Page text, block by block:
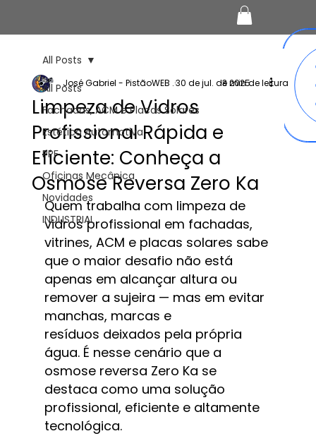
All Posts
Fachadas, ACM e Placas Solares
Estética Automotiva
PPF
Oficinas Mecânica
Novidades
INDUSTRIAL
All Posts
Limpeza de Vidros
Profissional Rápida e
Eficiente: Conheça a
Osmose Reversa Zero Ka
José Gabriel - PistãoWEB .30 de jul. de 20253 min de leitura
Quem trabalha com limpeza de
vidros profissional em fachadas,
vitrines, ACM e placas solares sabe
que o maior desafio não está
apenas em alcançar altura ou
remover a sujeira — mas em evitar
manchas, marcas e
resíduos deixados pela própria
água. É nesse cenário que a
osmose reversa Zero Ka se
destaca como uma solução
profissional, eficiente e altamente
tecnológica.